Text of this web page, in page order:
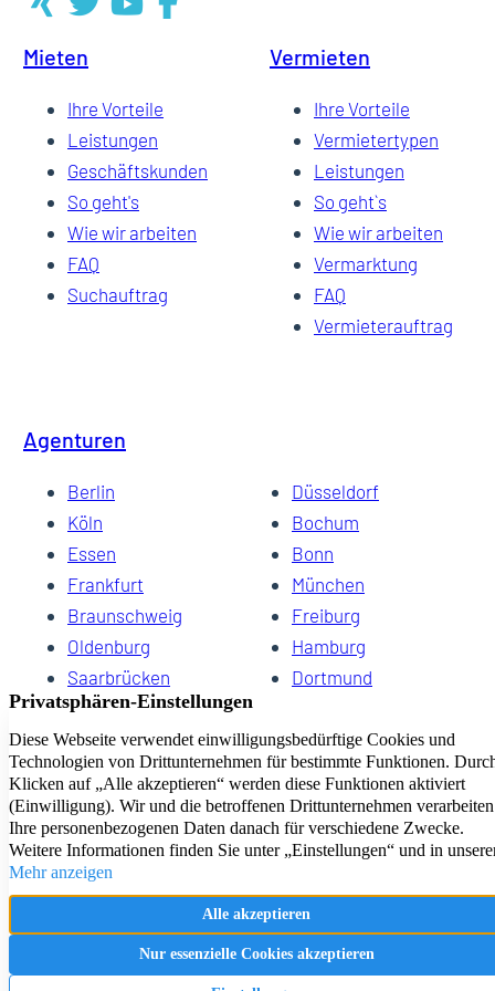
Mieten
Ihre Vorteile
Leistungen
Geschäftskunden
So geht's
Wie wir arbeiten
FAQ
Suchauftrag
Vermieten
Ihre Vorteile
Vermietertypen
Leistungen
So geht`s
Wie wir arbeiten
Vermarktung
FAQ
Vermieterauftrag
Agenturen
Berlin
Düsseldorf
Köln
Bochum
Essen
Bonn
Frankfurt
München
Braunschweig
Freiburg
Oldenburg
Hamburg
Saarbrücken
Dortmund
Hannover
Dresden
Kiel
Wuppertal
Bremen
HomeCompany eG Ihre Agenturen für Wohnen auf Zeit
Impressum Datenschutz Kontakt